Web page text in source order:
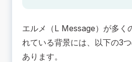
エルメ（L Message）が多く
れている背景には、以下の3
あります。